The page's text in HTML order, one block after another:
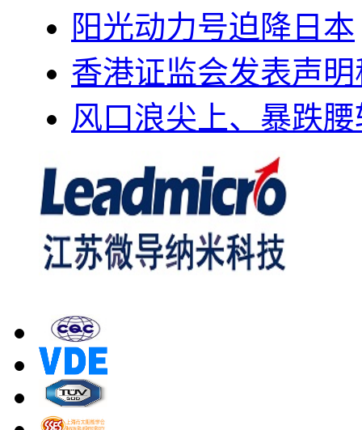
阳光动力号迫降日本
香港证监会发表声
风口浪尖上、暴跌